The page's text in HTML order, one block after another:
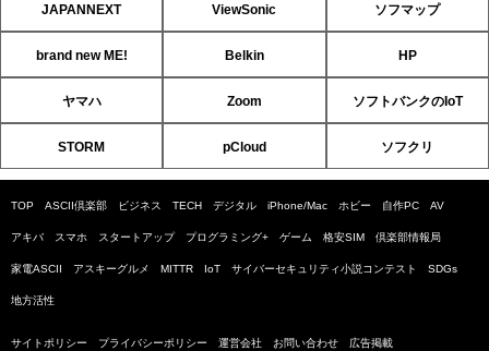
JAPANNEXT ViewSonic ソフマップ
brand new ME! Belkin HP
ヤマハ Zoom ソフトバンクのIoT
STORM pCloud ソフクリ
TOP ASCII倶楽部 ビジネス TECH デジタル iPhone/Mac ホビー 自作PC AV
アキバ スマホ スタートアップ プログラミング+ ゲーム 格安SIM 倶楽部情報局
家電ASCII アスキーグルメ MITTR IoT サイバーセキュリティ小説コンテスト SDGs
地方活性
サイトポリシー プライバシーポリシー 運営会社 お問い合わせ 広告掲載